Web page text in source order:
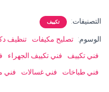
التصنيفات: تكييف
الوسوم: تصليح مكيفات تنظيف
فني تكييف
فني تكييف الجهراء
فني طباخات
فني غسالات فني